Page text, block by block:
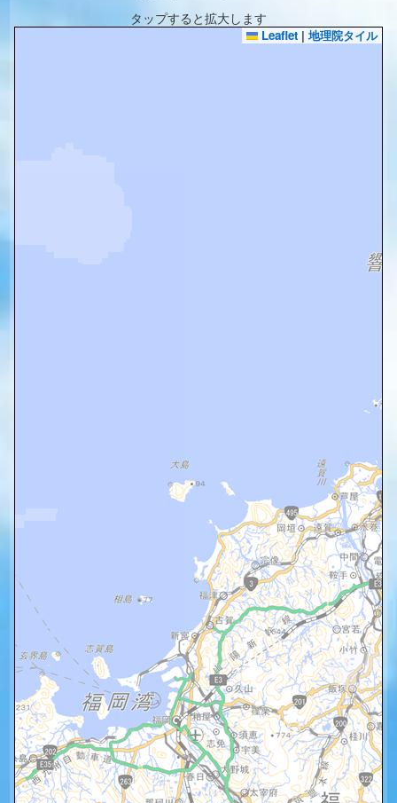
タップすると拡大します
Leaflet | 地理院タイル